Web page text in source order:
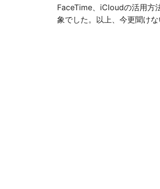
FaceTime、iCloudの活用方
象でした。以上、今更聞け